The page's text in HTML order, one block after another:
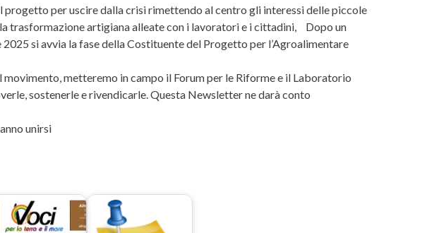
progetto per uscire dalla crisi rimettendo al centro gli interessi delle piccole
trasformazione artigiana alleate con i lavoratori e i cittadini, Dopo un
si avvia la fase della Costituente del Progetto per l’Agroalimentare
metteremo in campo il Forum per le Riforme e il Laboratorio
sostenerle e rivendicarle. Questa Newsletter ne darà conto
unirsi